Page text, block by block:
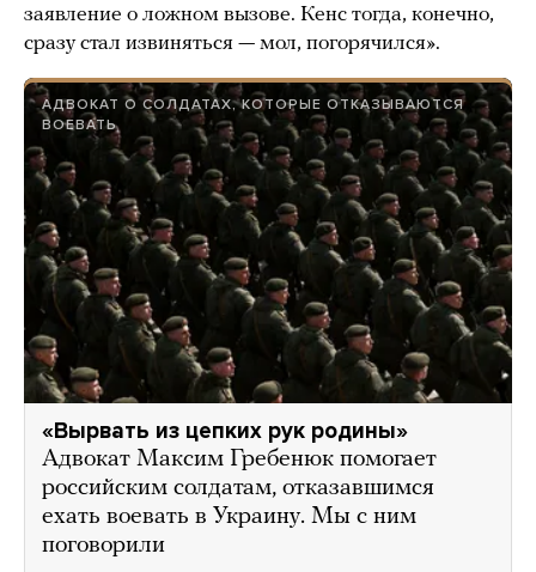
заявление о ложном вызове. Кенс тогда, конечно,
сразу стал извиняться — мол, погорячился».
АДВОКАТ О СОЛДАТАХ, КОТОРЫЕ ОТКАЗЫВАЮТСЯ
ВОЕВАТЬ
«Вырвать из цепких рук родины»
Адвокат Максим Гребенюк помогает
российским солдатам, отказавшимся
ехать воевать в Украину. Мы с ним
поговорили